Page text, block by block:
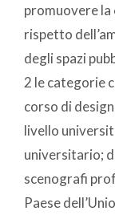
promuovere la
rispetto
degli spazi
2 le categorie
corso di
livello
universitario;
scenografi
Paese